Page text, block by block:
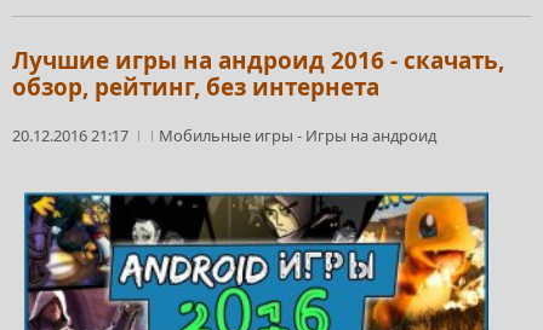
Лучшие игры на андроид 2016 - скачать,
обзор, рейтинг, без интернета
20.12.2016 21:17 Мобильные игры - Игры на андроид